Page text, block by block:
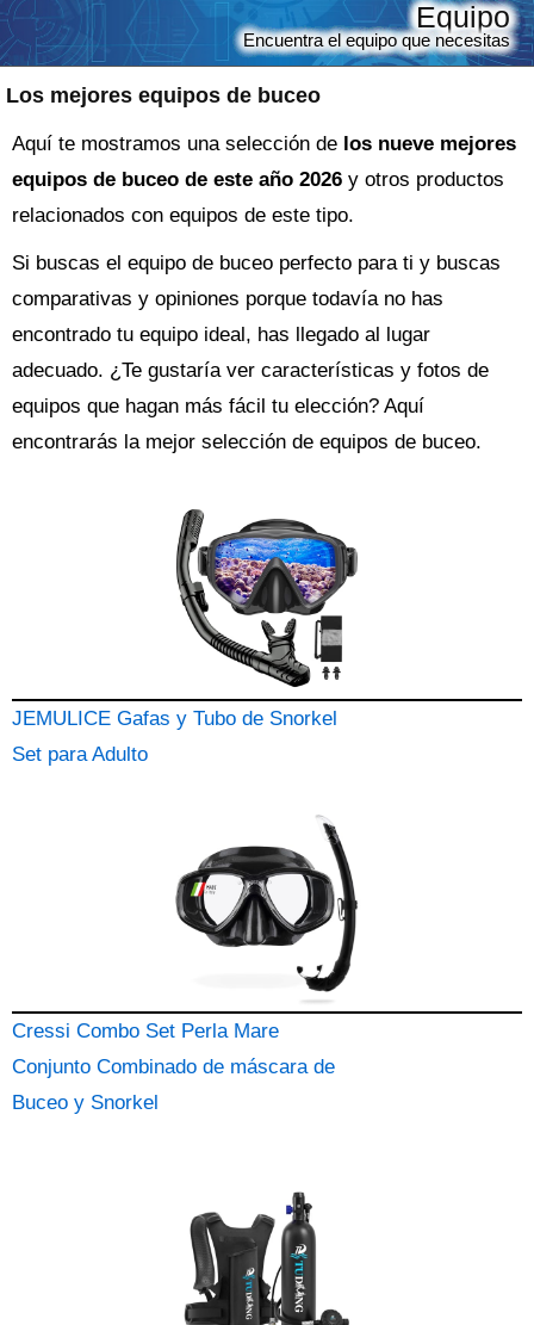
Los mejores equipos de buceo
Equipo
Encuentra el equipo que necesitas
Aquí te mostramos una selección de los nueve mejores
equipos de buceo de este año 2026 y otros productos
relacionados con equipos de este tipo.
Si buscas el equipo de buceo perfecto para ti y buscas
comparativas y opiniones porque todavía no has
encontrado tu equipo ideal, has llegado al lugar
adecuado. ¿Te gustaría ver características y fotos de
equipos que hagan más fácil tu elección? Aquí
encontrarás la mejor selección de equipos de buceo.
JEMULICE Gafas y Tubo de Snorkel
Set para Adulto
Cressi Combo Set Perla Mare
Conjunto Combinado de máscara de
Buceo y Snorkel